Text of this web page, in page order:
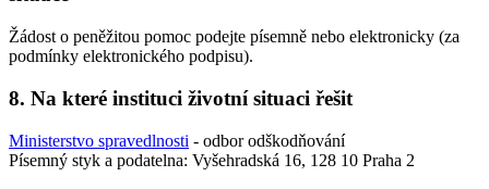
Žádost o peněžitou pomoc podejte písemně nebo elektronicky (za
podmínky elektronického podpisu).
8. Na které instituci životní situaci řešit
Ministerstvo spravedlnosti - odbor odškodňování
Písemný styk a podatelna: Vyšehradská 16, 128 10 Praha 2